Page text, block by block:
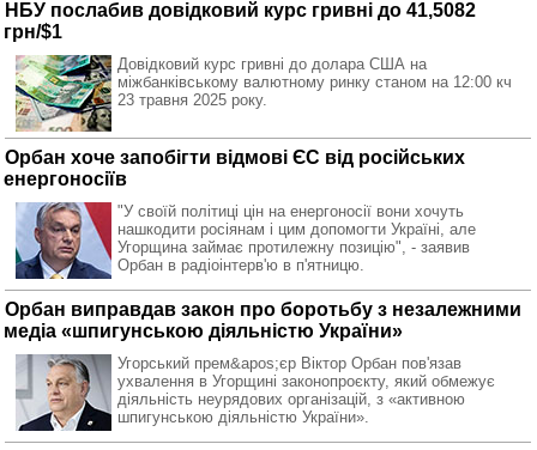
НБУ послабив довідковий курс гривні до 41,5082
грн/$1
Довідковий курс гривні до долара США на
міжбанківському валютному ринку станом на 12:00 кч
23 травня 2025 року.
Орбан хоче запобігти відмові ЄС від російських
енергоносіїв
"У своїй політиці цін на енергоносії вони хочуть
нашкодити росіянам і цим допомогти Україні, але
Угорщина займає протилежну позицію", - заявив
Орбан в радіоінтерв'ю в п'ятницю.
Орбан виправдав закон про боротьбу з незалежними
медіа «шпигунською діяльністю України»
Угорський прем&apos;єр Віктор Орбан пов'язав
ухвалення в Угорщині законопроєкту, який обмежує
діяльність неурядових організацій, з «активною
шпигунською діяльністю України».